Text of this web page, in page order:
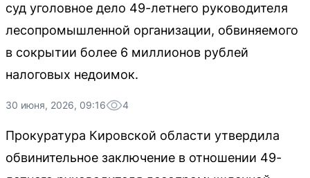
суд уголовное дело 49-летнего руководителя
лесопромышленной организации, обвиняемого
в сокрытии более 6 миллионов рублей
налоговых недоимок.
30 июня, 2026, 09:16 4
Прокуратура Кировской области утвердила
обвинительное заключение в отношении 49-